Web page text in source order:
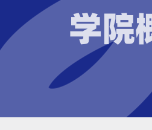
学院